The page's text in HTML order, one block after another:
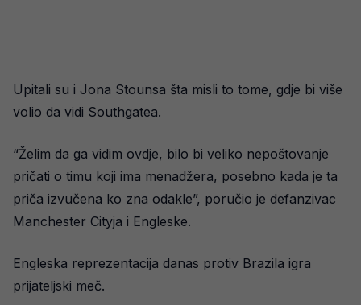
Upitali su i Jona Stounsa šta misli to tome, gdje bi više
volio da vidi Southgatea.
“Želim da ga vidim ovdje, bilo bi veliko nepoštovanje
pričati o timu koji ima menadžera, posebno kada je ta
priča izvučena ko zna odakle”, poručio je defanzivac
Manchester Cityja i Engleske.
Engleska reprezentacija danas protiv Brazila igra
prijateljski meč.